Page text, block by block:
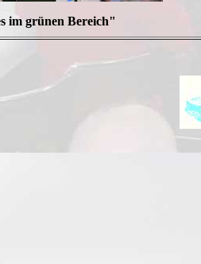
im grünen Bereich"